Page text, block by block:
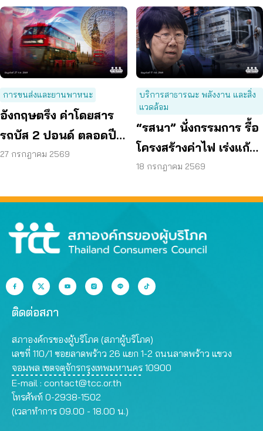
การขนส่งและยานพาหนะ
อังกฤษตรึง ค่าโดยสาร
รถบัส 2 ปอนด์ ตลอดปี
70 ลดค่าครองชีพ
27 กรกฎาคม 2569
บริการสาธารณะ พลังงาน และสิ่ง
แวดล้อม
“รสนา” นั่งกรรมการ รื้อ
โครงสร้างค่าไฟ เร่งแก้
ต้นเหตุพลังงานแพง
18 กรกฎาคม 2569
ติดต่อสภา
สภาองค์กรของผู้บริโภค (สภาผู้บริโภค)
เลขที่ 110/1 ซอยลาดพร้าว 26 แยก 1-2 ถนนลาดพร้าว แขวง
จอมพล เขตจตุจักรกรุงเทพมหานคร 10900
E-mail : contact@tcc.or.th
โทรศัพท์ 0-2938-1502
(เวลาทำการ 09.00 - 18.00 น.)